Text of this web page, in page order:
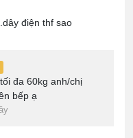
điện thf sao
đa 60kg anh/chị
bếp ạ